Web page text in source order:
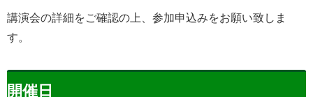
講演会の詳細をご確認の上、参加申込みをお願い致しま
す。
開催日